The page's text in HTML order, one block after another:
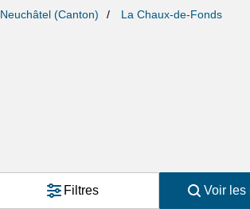
Neuchâtel (Canton) La Chaux-de-Fonds
Filtres Voir les